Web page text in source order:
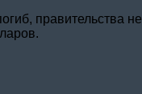
правительства